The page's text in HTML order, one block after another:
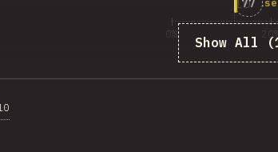
mise
Show All
0% 20%